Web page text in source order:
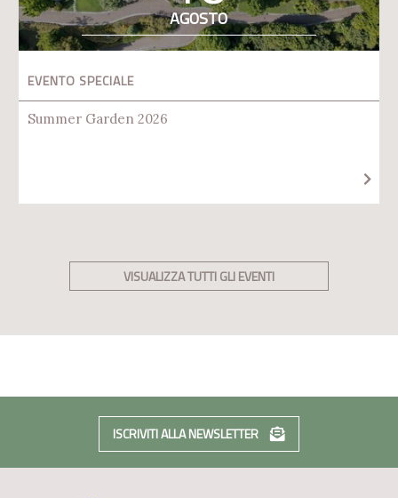
AGOSTO
EVENTO SPECIALE
Summer Garden 2026
VISUALIZZA TUTTI GLI EVENTI
ISCRIVITI ALLA NEWSLETTER